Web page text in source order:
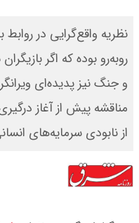
نظریه واقع‌گرایی در
روبه‌رو بوده که اگر
و جنگ نیز پدیده‌ای
مناقشه پیش از آغاز
از نابودی سرمایه‌های